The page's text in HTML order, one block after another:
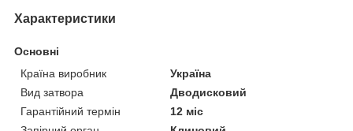
Характеристики
Основні
Країна виробник
Україна
Вид затвора
Дводисковий
Гарантійний термін
12 міс